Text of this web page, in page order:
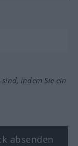
sind, indem Sie ein
absenden